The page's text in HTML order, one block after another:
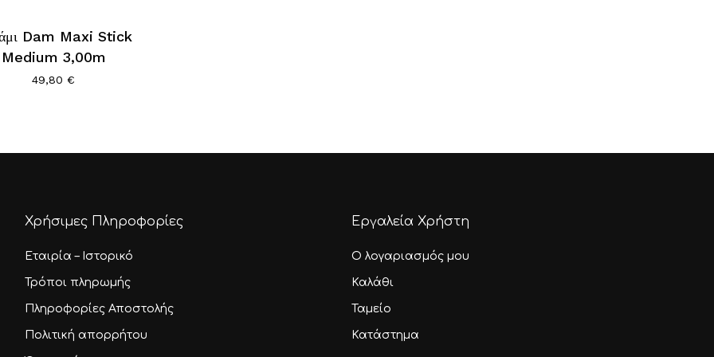
Dam Maxi Stick
Medium 3,00m
49,80€
Χρήσιμες Πληροφορίες
Εταιρία – Ιστορικό
Τρόποι πληρωμής
Πληροφορίες Αποστολής
Πολιτική απορρήτου
Εργαλεία Χρήστη
Ο λογαριασμός μου
Καλάθι
Ταμείο
Κατάστημα